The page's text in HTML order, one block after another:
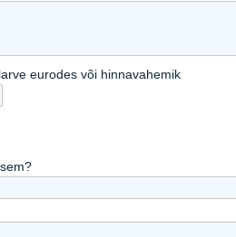
eurodes või hinnavahemik